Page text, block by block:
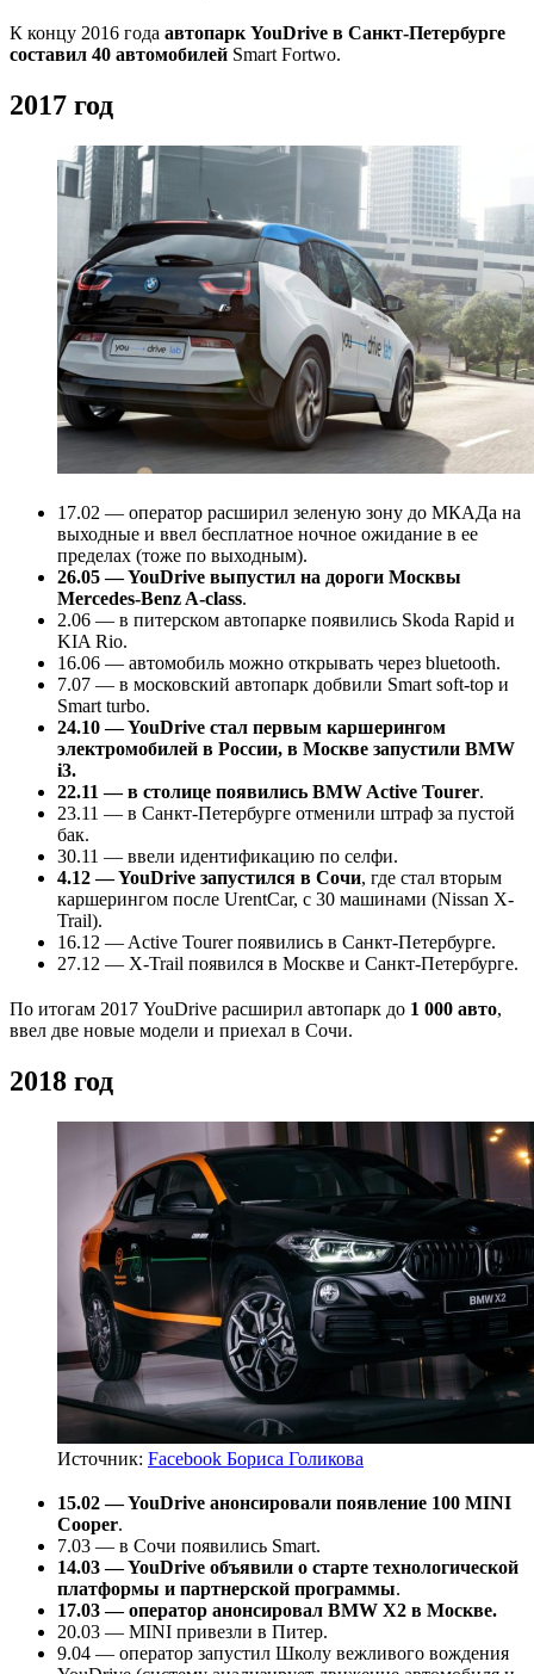
К концу 2016 года автопарк YouDrive в Санкт-Петербурге
составил 40 автомобилей Smart Fortwo.
2017 год
17.02 — оператор расширил зеленую зону до МКАДа на
выходные и ввел бесплатное ночное ожидание в ее
пределах (тоже по выходным).
26.05 — YouDrive выпустил на дороги Москвы
Mercedes-Benz A-class.
2.06 — в питерском автопарке появились Skoda Rapid и
KIA Rio.
16.06 — автомобиль можно открывать через bluetooth.
7.07 — в московский автопарк добвили Smart soft-top и
Smart turbo.
24.10 — YouDrive стал первым каршерингом
электромобилей в России, в Москве запустили BMW
i3.
22.11 — в столице появились BMW Active Tourer.
23.11 — в Санкт-Петербурге отменили штраф за пустой
бак.
30.11 — ввели идентификацию по селфи.
4.12 — YouDrive запустился в Сочи, где стал вторым
каршерингом после UrentCar, с 30 машинами (Nissan X-
Trail).
16.12 — Active Tourer появились в Санкт-Петербурге.
27.12 — X-Trail появился в Москве и Санкт-Петербурге.
По итогам 2017 YouDrive расширил автопарк до 1 000 авто,
ввел две новые модели и приехал в Сочи.
2018 год
Источник: Facebook Бориса Голикова
15.02 — YouDrive анонсировали появление 100 MINI
Cooper.
7.03 — в Сочи появились Smart.
14.03 — YouDrive объявили о старте технологической
платформы и партнерской программы.
17.03 — оператор анонсировал BMW X2 в Москве.
20.03 — MINI привезли в Питер.
9.04 — оператор запустил Школу вежливого вождения